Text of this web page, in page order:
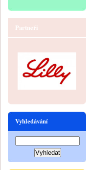
Partneři
Vyhledávání